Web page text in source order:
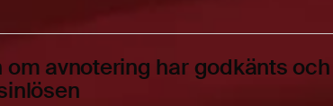
om avnotering har godkänts och